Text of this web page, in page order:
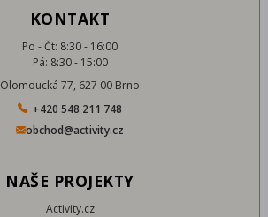
KONTAKT
Po - Čt: 8:30 - 16:00
Pá: 8:30 - 15:00
Olomoucká 77, 627 00 Brno
+420 548 211 748
obchod@activity.cz
NAŠE PROJEKTY
Activity.cz